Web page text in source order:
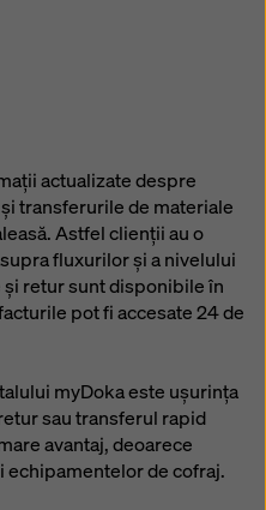
actualizate despre
transferurile de materiale
Astfel clienții au o
fluxurilor și a nivelului
retur sunt disponibile în
pot fi accesate 24 de
myDoka este ușurința
sau transferul rapid
avantaj, deoarece
de cofraj.
puteți retrage
pe
web.
cookie-urile
de confidențialitate.
de a selecta
pentru cookie-uri).